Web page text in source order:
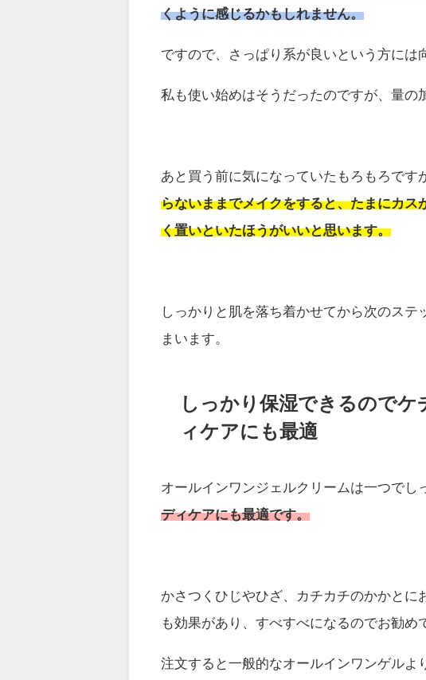
くように感じるかもしれません。
ですので、さっぱり系が良いという方には
私も使い始めはそうだったのですが、量の
あと買う前に気になっていたもろもろです
らないままでメイクをすると、たまにカ
く置いといたほうがいいと思います。
しっかりと肌を落ち着かせてから次のス
まいます。
しっかり保湿できるので
ィケアにも最適
オールインワンジェルクリームは一つでし
ディケアにも最適です。
かさつくひじやひざ、カチカチのかかと
も効果があり、すべすべになるのでお勧め
注文すると一般的なオールインワンゲルよ